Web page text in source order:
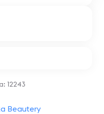
12243
Beautery